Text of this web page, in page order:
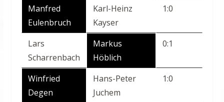
Manfred
Eulenbruch
Karl-Heinz
Kayser
1:0
Lars
Scharrenbach
Markus
Höblich
0:1
Winfried
Degen
Hans-Peter
Juchem
1:0